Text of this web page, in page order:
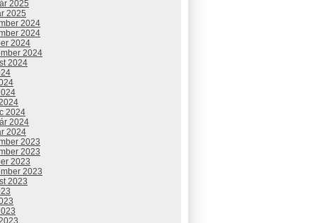
2025
2025
2024
2024
2024
2024
2024
2024
2024
2024
2023
2023
2023
2023
2023